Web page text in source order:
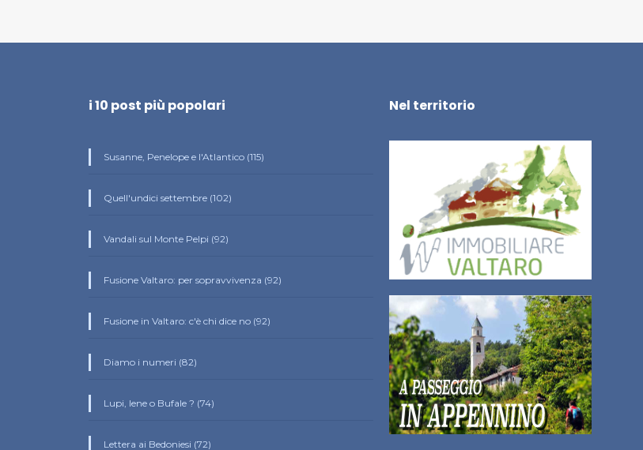
i 10 post più popolari
Susanne, Penelope e l'Atlantico (115)
Quell'undici settembre (102)
Vandali sul Monte Pelpi (92)
Fusione Valtaro: per sopravvivenza (92)
Fusione in Valtaro: c'è chi dice no (92)
Diamo i numeri (82)
Lupi, Iene o Bufale ? (74)
Lettera ai Bedoniesi (72)
Nel territorio